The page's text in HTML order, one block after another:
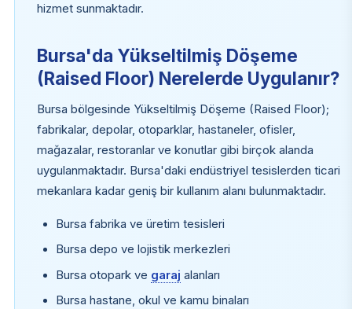
hizmet sunmaktadır.
Bursa'da Yükseltilmiş Döşeme
(Raised Floor) Nerelerde Uygulanır?
Bursa bölgesinde Yükseltilmiş Döşeme (Raised Floor);
fabrikalar, depolar, otoparklar, hastaneler, ofisler,
mağazalar, restoranlar ve konutlar gibi birçok alanda
uygulanmaktadır. Bursa'daki endüstriyel tesislerden ticari
mekanlara kadar geniş bir kullanım alanı bulunmaktadır.
Bursa fabrika ve üretim tesisleri
Bursa depo ve lojistik merkezleri
Bursa otopark ve garaj alanları
Bursa hastane, okul ve kamu binaları